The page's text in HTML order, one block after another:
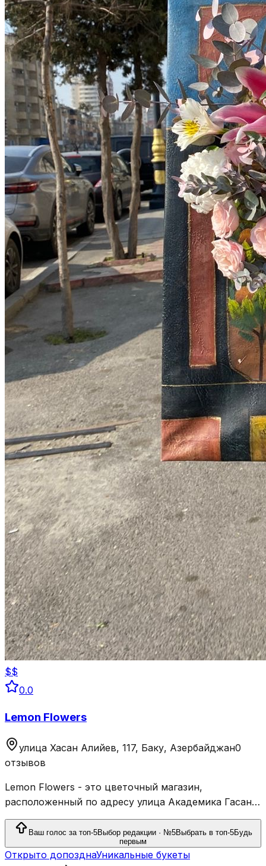
$$
0.0
Lemon Flowers
улица Хасан Алийев, 117, Баку, Азербайджан0
отзывов
Lemon Flowers - это цветочный магазин,
расположенный по адресу улица Академика Гасана
Алиева, 117, Баку, Азербайджан.
Ваш голос за топ-5Выбор редакции · №5Выбрать в топ-5Будь
первым
Открыто допозднаУникальные букеты